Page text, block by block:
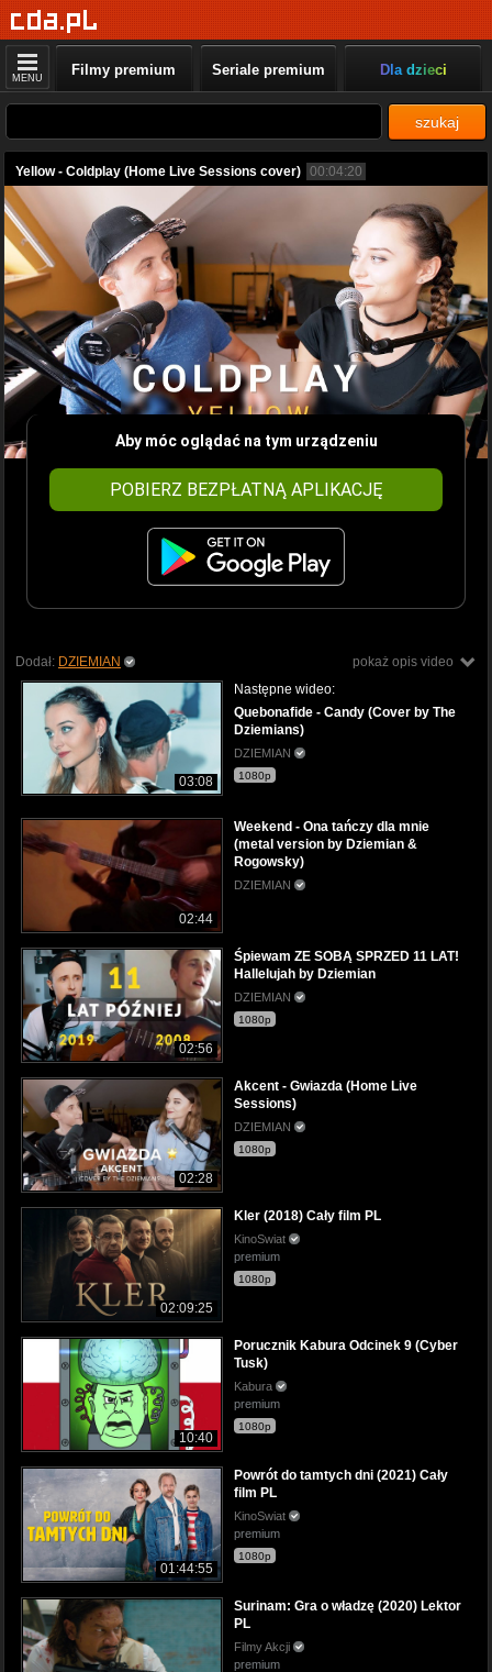
MENU Filmy premium Seriale premium Dla dzieci
szukaj
Yellow - Coldplay (Home Live Sessions cover) 00:04:20
Aby móc oglądać na tym urządzeniu
POBIERZ BEZPŁATNĄ APLIKACJĘ
pokaż opis video
Dodał: DZIEMIAN
03:08
Następne wideo:
Quebonafide - Candy (Cover by The
Dziemians)
DZIEMIAN
1080p
02:44
Weekend - Ona tańczy dla mnie
(metal version by Dziemian &
Rogowsky)
DZIEMIAN
02:56
Śpiewam ZE SOBĄ SPRZED 11 LAT!
Hallelujah by Dziemian
DZIEMIAN
1080p
02:28
Akcent - Gwiazda (Home Live
Sessions)
DZIEMIAN
1080p
02:09:25
Kler (2018) Cały film PL
KinoSwiat
premium
1080p
10:40
Porucznik Kabura Odcinek 9 (Cyber
Tusk)
Kabura
premium
1080p
01:44:55
Powrót do tamtych dni (2021) Cały
film PL
KinoSwiat
premium
1080p
Surinam: Gra o władzę (2020) Lektor
PL
Filmy Akcji
premium